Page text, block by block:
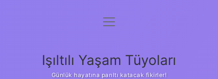
Anasayfa
Yasal Uyarı
menüyü
Işıltılı Yaşam Tüyoları
Günlük hayatına parıltı katacak fikirler!